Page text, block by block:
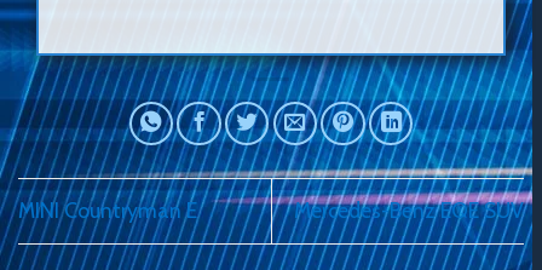
MINI Countryman E Mercedes-Benz EQE SUV